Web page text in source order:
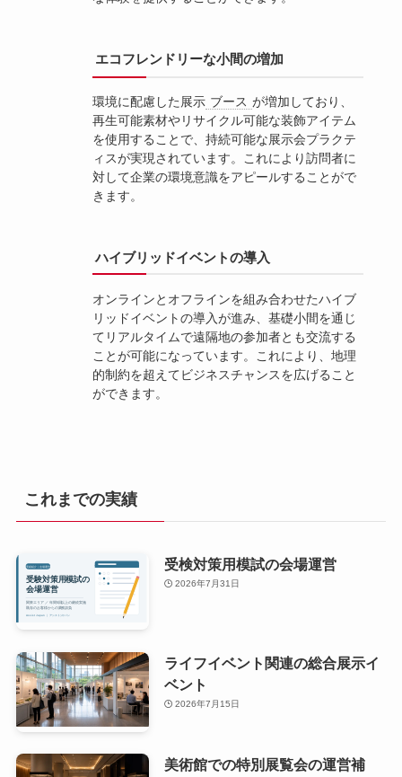
エコフレンドリーな小間の増加
環境に配慮した展示 ブース が増加しており、
再生可能素材やリサイクル可能な装飾アイテム
を使用することで、持続可能な展示会プラクテ
ィスが実現されています。これにより訪問者に
対して企業の環境意識をアピールすることがで
きます。
ハイブリッドイベントの導入
オンラインとオフラインを組み合わせたハイブ
リッドイベントの導入が進み、基礎小間を通じ
てリアルタイムで遠隔地の参加者とも交流する
ことが可能になっています。これにより、地理
的制約を超えてビジネスチャンスを広げること
ができます。
これまでの実績
受検対策用模試の会場運営
2026年7月31日
ライフイベント関連の総合展示イ
ベント
2026年7月15日
美術館での特別展覧会の運営補